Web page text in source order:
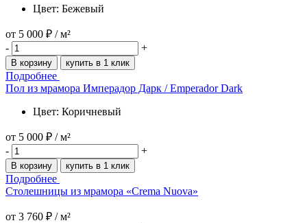
Цвет: Бежевый
от 5 000 ₽ / м²
-
+
В корзину купить в 1 клик
Подробнее
Пол из мрамора Имперадор Дарк / Emperador Dark
Цвет: Коричневый
от 5 000 ₽ / м²
-
+
В корзину купить в 1 клик
Подробнее
Столешницы из мрамора «Crema Nuova»
от 3 760 ₽ / м²